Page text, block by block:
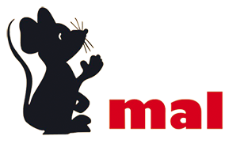
to
main
content